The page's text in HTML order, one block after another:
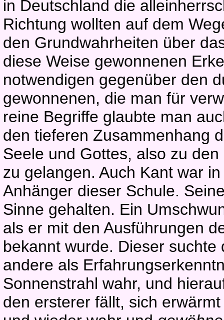
in Deutschland die
Richtung wollten auf dem
den Grundwahrheiten über
diese Weise gewonnenen
notwendigen gegenüber den
gewonnenen, die man für
reine Begriffe glaubte man
den tieferen Zusammenhang
Seele und Gottes, also zu
zu gelangen. Auch Kant war
Anhänger dieser Schule.
Sinne gehalten. Ein
als er mit den Ausführungen
bekannt wurde. Dieser
andere als
Sonnenstrahl wahr, und
den ersterer fällt, sich